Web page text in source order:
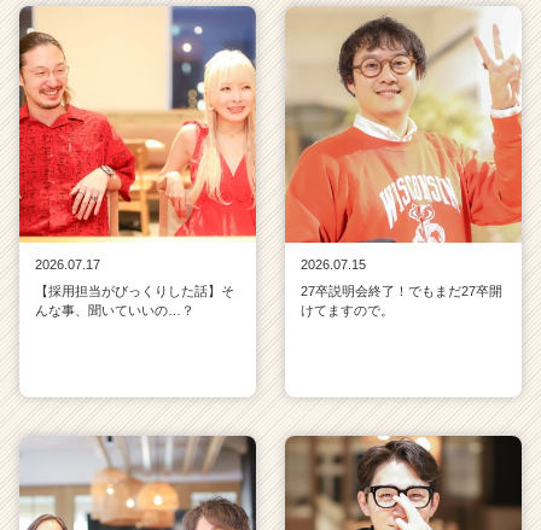
2026.07.17
【採用担当がびっくりした話】そ
んな事、聞いていいの…？
2026.07.15
27卒説明会終了！でもまだ27卒開
けてますので。